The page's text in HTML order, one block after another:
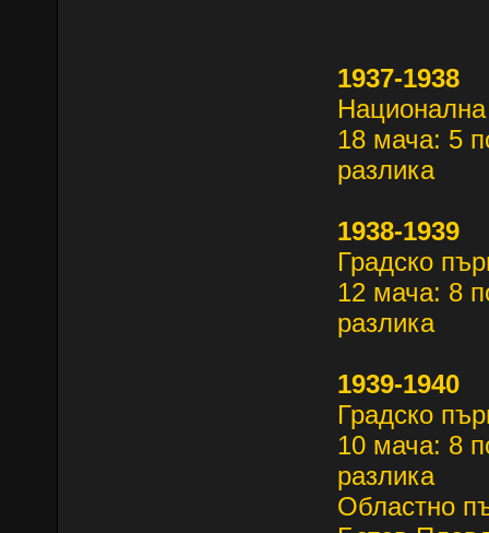
1937-1938
18 мача: 5
разлика
1938-1939
Градско
12 мача: 8
разлика
1939-1940
Градско
10 мача: 8
разлика
Областно